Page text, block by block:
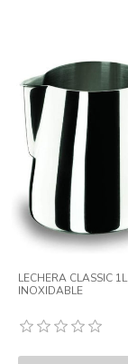
LECHERA CLASSIC 1L
INOXIDABLE